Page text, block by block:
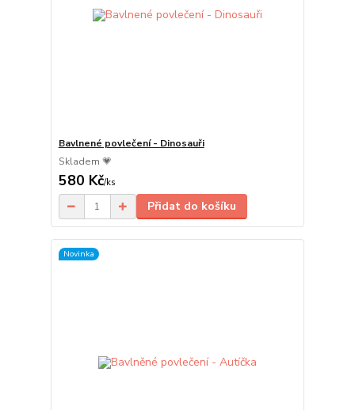
Bavlnené povlečení - Dinosauři
Skladem 💗
580 Kč/ks
Přidat do košíku
Novinka